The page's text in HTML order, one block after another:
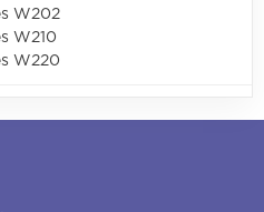
W202
W210
W220